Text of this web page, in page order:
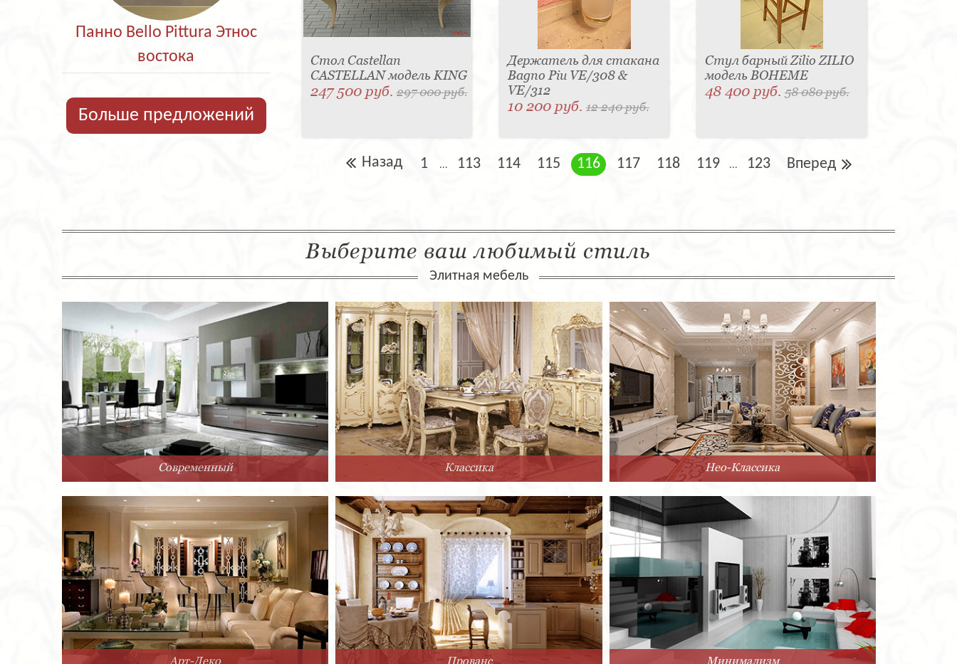
Панно Bello Pittura Этнос
востока
Больше предложений
Стол Castellan
CASTELLAN модель KING
247 500 руб.297 000 руб.
Держатель для стакана
Bagno Piu VE/308 &
VE/312
10 200 руб. 12 240 руб.
Стул барный Zilio ZILIO
модель BOHEME
48 400 руб.58 080 руб.
Назад 1 ... 113 114 115 116 117 118 119 ... 123 Вперед
Выберите ваш любимый стиль
Элитная мебель
Современный Классика Нео-Классика
Арт-Деко Прованс Минимализм